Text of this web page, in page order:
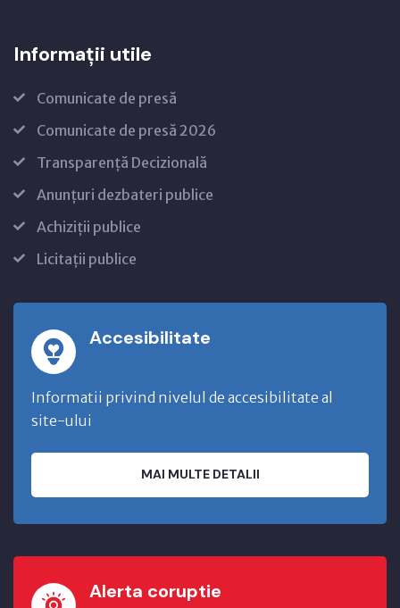
Informații utile
Comunicate de presă
Comunicate de presă 2026
Transparență Decizională
Anunțuri dezbateri publice
Achiziții publice
Licitații publice
Accesibilitate
Informatii privind nivelul de accesibilitate al
site-ului
MAI MULTE DETALII
Alerta coruptie